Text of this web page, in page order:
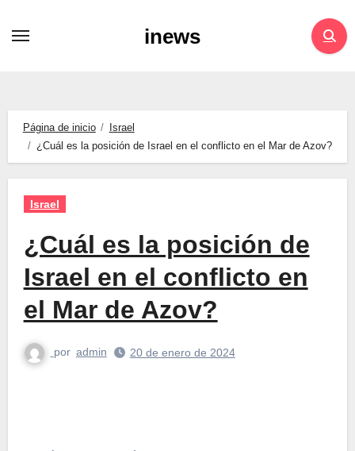
inews
Página de inicio
Israel
¿Cuál es la posición de Israel en el conflicto en el Mar de Azov?
Israel
¿Cuál es la posición de
Israel en el conflicto en
el Mar de Azov?
por admin 20 de enero de 2024